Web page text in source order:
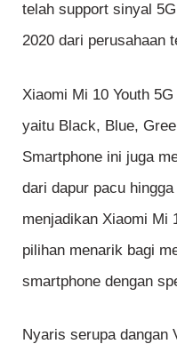
telah support sinyal
2020 dari perusahaan
Xiaomi Mi 10 Youth
yaitu Black, Blue,
Smartphone ini juga
dari dapur pacu
menjadikan Xiaomi Mi
pilihan menarik bagi
smartphone dengan
Nyaris serupa dangan